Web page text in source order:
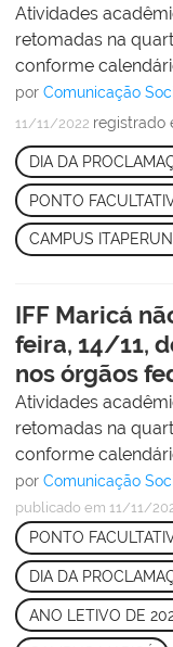
Atividades
retomadas na
conforme
por Comunicação
11/11/2022 registrado
DIA DA
PONTO
CAMPUS
IFF Maricá
feira, 14/11,
nos órgãos
Atividades
retomadas na
conforme
por Comunicação
publicado em 11/11/
PONTO
DIA DA
ANO LETIVO DE